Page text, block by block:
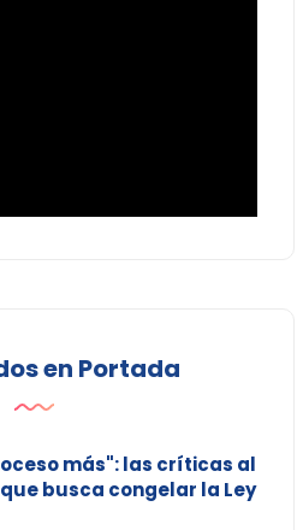
en Portada
más": las críticas al
busca congelar la Ley